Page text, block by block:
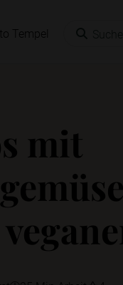
Tempel
mit